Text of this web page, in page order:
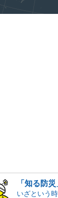
「知る防
いざという